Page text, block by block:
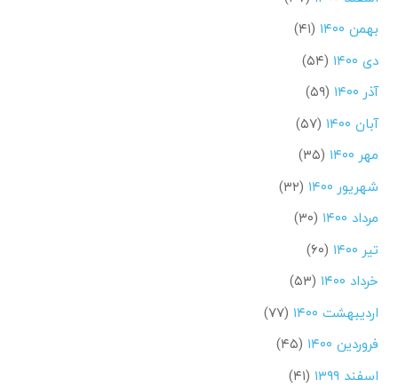
بهمن ۱۴۰۰
(۴۱)
دی ۱۴۰۰
(۵۴)
آذر ۱۴۰۰
(۵۹)
آبان ۱۴۰۰
(۵۷)
مهر ۱۴۰۰
(۳۵)
شهریور ۱۴۰۰
(۳۲)
مرداد ۱۴۰۰
(۳۰)
تیر ۱۴۰۰
(۶۰)
خرداد ۱۴۰۰
(۵۳)
اردیبهشت ۱۴۰۰
(۷۷)
فروردین ۱۴۰۰
(۴۵)
اسفند ۱۳۹۹
(۴۱)